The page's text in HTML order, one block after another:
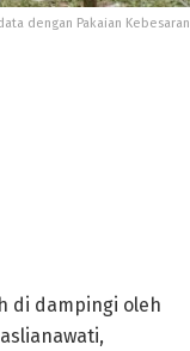
dengan Pakaian Kebesaran
di dampingi oleh